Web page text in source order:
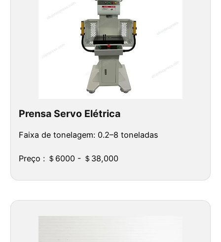
Prensa Servo Elétrica
Faixa de tonelagem: 0.2–8 toneladas
Preço : ＄6000 - ＄38,000